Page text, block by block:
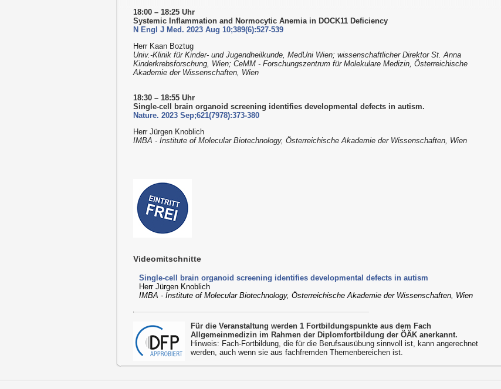
18:00 – 18:25 Uhr
Systemic Inflammation and Normocytic Anemia in DOCK11 Deficiency
N Engl J Med. 2023 Aug 10;389(6):527-539
Herr Kaan Boztug
Univ.-Klinik für Kinder- und Jugendheilkunde, MedUni Wien; wissenschaftlicher Direktor St. Anna
Kinderkrebsforschung, Wien; CeMM - Forschungszentrum für Molekulare Medizin, Österreichische
Akademie der Wissenschaften, Wien
18:30 – 18:55 Uhr
Single-cell brain organoid screening identifies developmental defects in autism.
Nature. 2023 Sep;621(7978):373-380
Herr Jürgen Knoblich
IMBA - Institute of Molecular Biotechnology, Österreichische Akademie der Wissenschaften, Wien
Videomitschnitte
Single-cell brain organoid screening identifies developmental defects in autism
Herr Jürgen Knoblich
IMBA - Institute of Molecular Biotechnology, Österreichische Akademie der Wissenschaften, Wien
Für die Veranstaltung werden 1 Fortbildungspunkte aus dem Fach
Allgemeinmedizin im Rahmen der Diplomfortbildung der ÖÄK anerkannt.
Hinweis: Fach-Fortbildung, die für die Berufsausübung sinnvoll ist, kann angerechnet
werden, auch wenn sie aus fachfremden Themenbereichen ist.